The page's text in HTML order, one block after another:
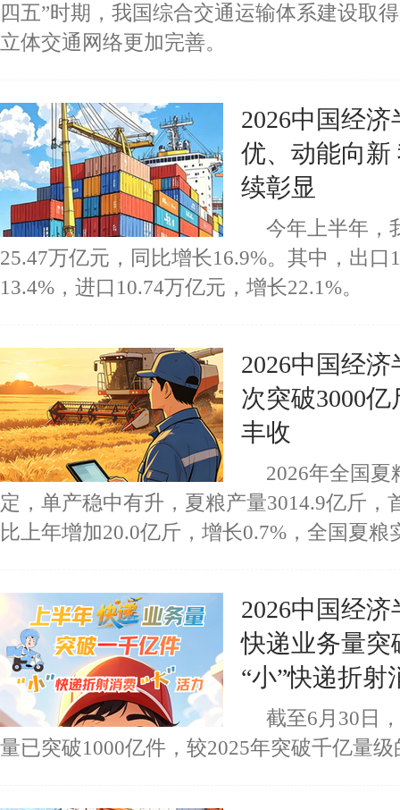
四五”时期，我国综合交通运输体系建设取
立体交通网络更加完善。
2026中国经
优、动能向新
续彰显
今年上半年，
25.47万亿元，同比增长16.9%。其中，出口
13.4%，进口10.74万亿元，增长22.1%。
2026中国经
次突破3000
丰收
2026年全国
定，单产稳中有升，夏粮产量3014.9亿斤，
比上年增加20.0亿斤，增长0.7%，全国夏粮
2026中国经
快递业务量突
“小”快递折射
截至6月30日
量已突破1000亿件，较2025年突破千亿量